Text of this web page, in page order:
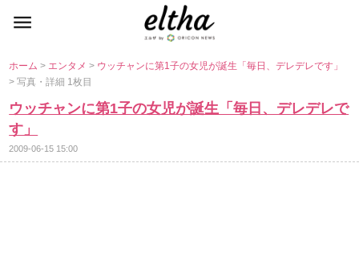
ホーム> エンタメ> ウッチャンに第1子の女児が誕生「毎日、デレデレです」
> 写真・詳細 1枚目
ウッチャンに第1子の女児が誕生「毎日、デレデレで
す」
2009-06-15 15:00